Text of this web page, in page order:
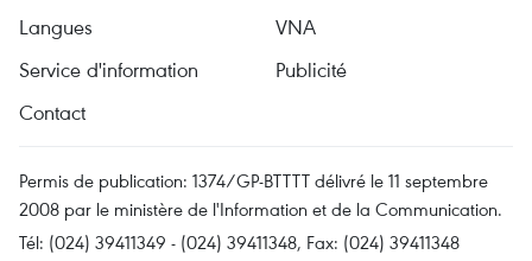
Langues
VNA
Service d'information
Publicité
Contact
Permis de publication: 1374/GP-BTTTT délivré le 11 septembre
2008 par le ministère de l'Information et de la Communication.
Tél: (024) 39411349 - (024) 39411348, Fax: (024) 39411348